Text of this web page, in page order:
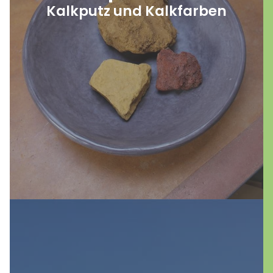
Kalkputz und Kalkfarben
auch positiv zum Raumklima beiträgt. Die
Palette an Kalkfarben bietet zudem eine
breite Auswahl für individuelle
Gestaltungswünsche. Tauchen Sie ein in die
Welt von Kalkputz und Kalkfarben – eine
Verbindung von traditionellem Handwerk
und zeitgemäßem Wohnkomfort.
mehr erfahren